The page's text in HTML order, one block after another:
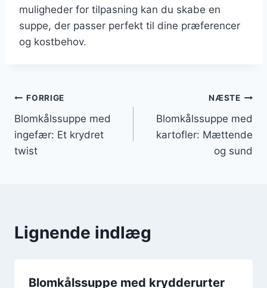
muligheder for tilpasning kan du skabe en
suppe, der passer perfekt til dine præferencer
og kostbehov.
Indlægsnavigation
FORRIGE
Blomkålssuppe med
ingefær: Et krydret
twist
NÆSTE
Blomkålssuppe med
kartofler: Mættende
og sund
Lignende indlæg
Blomkålssuppe med krydderurter